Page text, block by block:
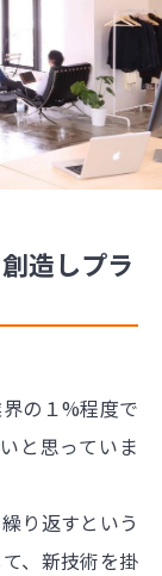
造しプラ
の１%程度で
と思っていま
り返すという
、新技術を掛